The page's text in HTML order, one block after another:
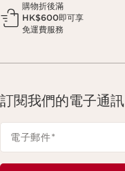
購物折後滿
HK$600即可享
免運費服務
訂閱我們的電子通訊
電子郵件*